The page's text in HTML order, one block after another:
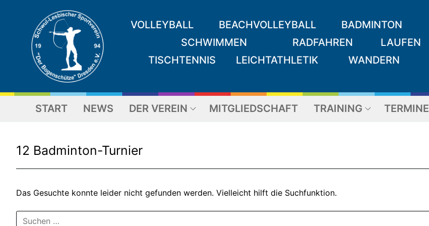
VOLLEYBALL BEACHVOLLEYBALL
BADMINTON
SCHWIMMEN
RADFAHREN
LAUFEN
TISCHTENNIS
LEICHTATHLETIK WANDERN
START NEWS DER VEREIN MITGLIEDSCHAFT TRAINING TERMINE
12 Badminton-Turnier
Das Gesuchte konnte leider nicht gefunden werden. Vielleicht hilft die Suchfunktion.
Suchen